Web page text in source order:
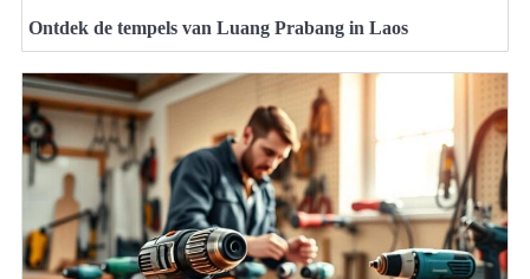
Ontdek de tempels van Luang Prabang in Laos